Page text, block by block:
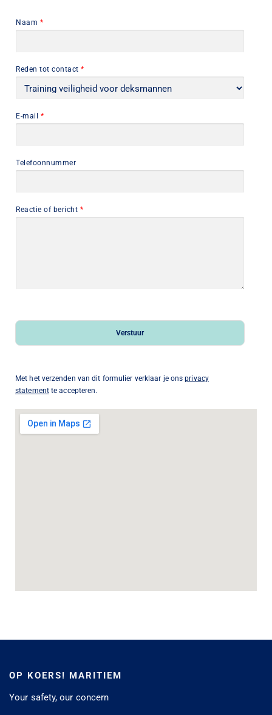
Naam *
Reden tot contact *
E-mail *
Telefoonnummer
Reactie of bericht *
Verstuur
Met het verzenden van dit formulier verklaar je onsprivacy
statementte accepteren.
OP KOERS! MARITIEM
Your safety, our concern